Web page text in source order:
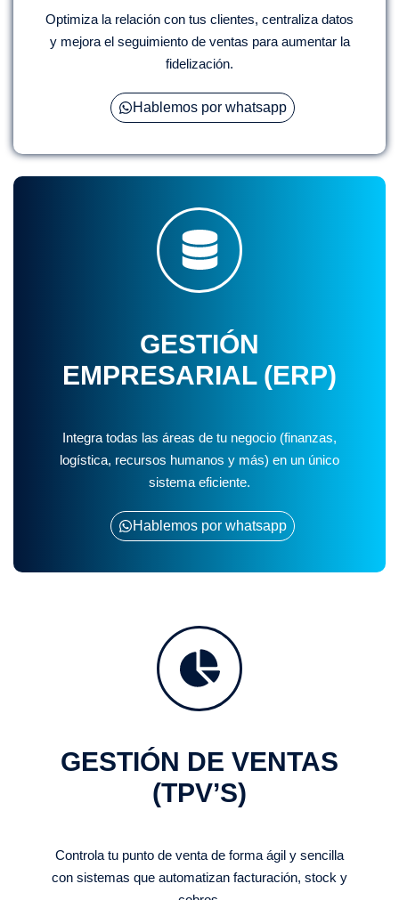
Optimiza la relación con tus clientes, centraliza datos
y mejora el seguimiento de ventas para aumentar la
fidelización.
Hablemos por whatsapp
GESTIÓN
EMPRESARIAL (ERP)
Integra todas las áreas de tu negocio (finanzas,
logística, recursos humanos y más) en un único
sistema eficiente.
Hablemos por whatsapp
GESTIÓN DE VENTAS
(TPV’S)
Controla tu punto de venta de forma ágil y sencilla
con sistemas que automatizan facturación, stock y